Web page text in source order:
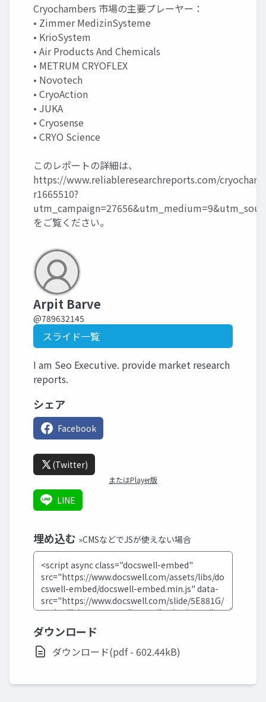
Cryochambers 市場の主要プレーヤー：
• Zimmer MedizinSysteme
• KrioSystem
• Air Products And Chemicals
• METRUM CRYOFLEX
• Novotech
• CryoAction
• JUKA
• Cryosense
• CRYO Science
このレポートの詳細は、
https://www.reliableresearchreports.com/
r1665510?
をご覧ください。
Arpit Barve
@789632145
スライド一覧
I am Seo Executive. provide market research
reports.
シェア
Facebook
(Twitter)
またはPlayer版
LINE
埋め込む »CMSなどでJSが使えない場合
ダウンロード
ダウンロード(pdf - 602.44kB)